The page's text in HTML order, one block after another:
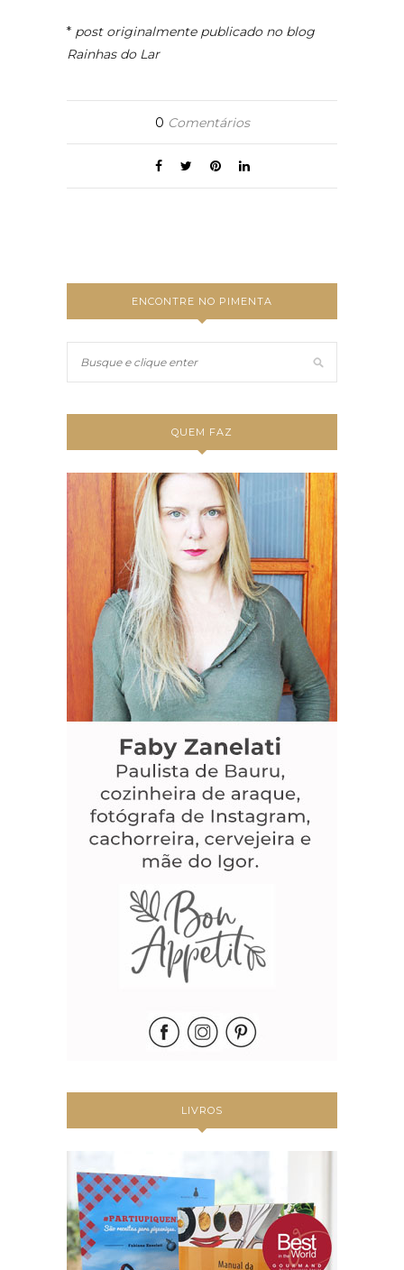
* post originalmente publicado no blog
Rainhas do Lar
0 Comentários
ENCONTRE NO PIMENTA
QUEM FAZ
LIVROS